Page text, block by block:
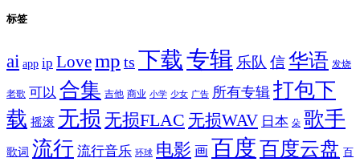
标签
ai app ip Lovemp ts 下载专辑 乐队 信华语 发烧
老歌 可以 合集 吉他 商业 小学 少女 广告 所有专辑 打包下
载 摇滚 无损 无损FLAC 无损WAV 日本 朵 歌手
歌词 流行 流行音乐 环球 电影 画 百度百度云盘 百